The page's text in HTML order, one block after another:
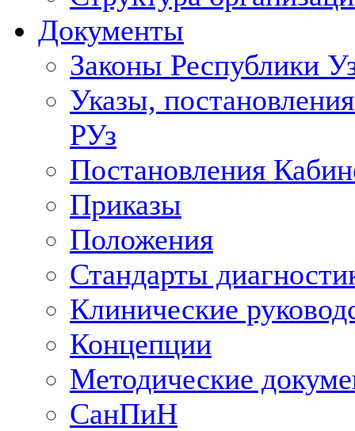
Документы
Законы Республики
Указы,
РУз
Постановления
Приказы
Положения
Стандарты
Клинические
Концепции
Методические
СанПиН